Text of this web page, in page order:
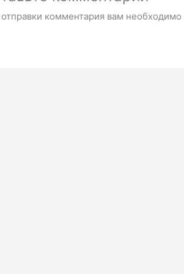
комментария вам необходимо